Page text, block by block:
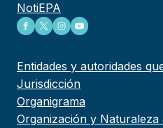
NotiEPA
Entidades y autoridades
Jurisdicción
Organigrama
Organización y